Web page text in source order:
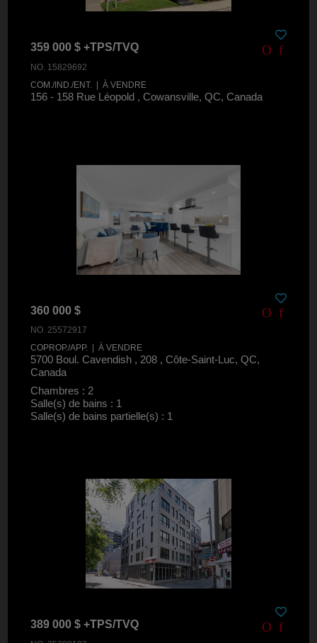
359 000 $ +TPS/TVQ
NO. 15829692
COM./IND./ENT. | À VENDRE
156 - 158 Rue Léopold , Cowansville, QC, Canada
360 000 $
NO. 25572917
COPROP./APP. | À VENDRE
5700 Boul. Cavendish , 208 , Côte-Saint-Luc, QC,
Canada
Chambres : 2
Salle(s) de bains : 1
Salle(s) de bains partielle(s) : 1
389 000 $ +TPS/TVQ